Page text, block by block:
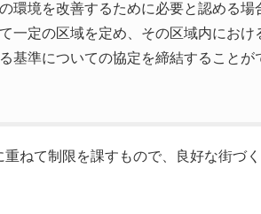
環境を改善するために必要と認める
一定の区域を定め、その区域内にお
基準についての協定を締結することが
ねて制限を課すもので、良好な街づ